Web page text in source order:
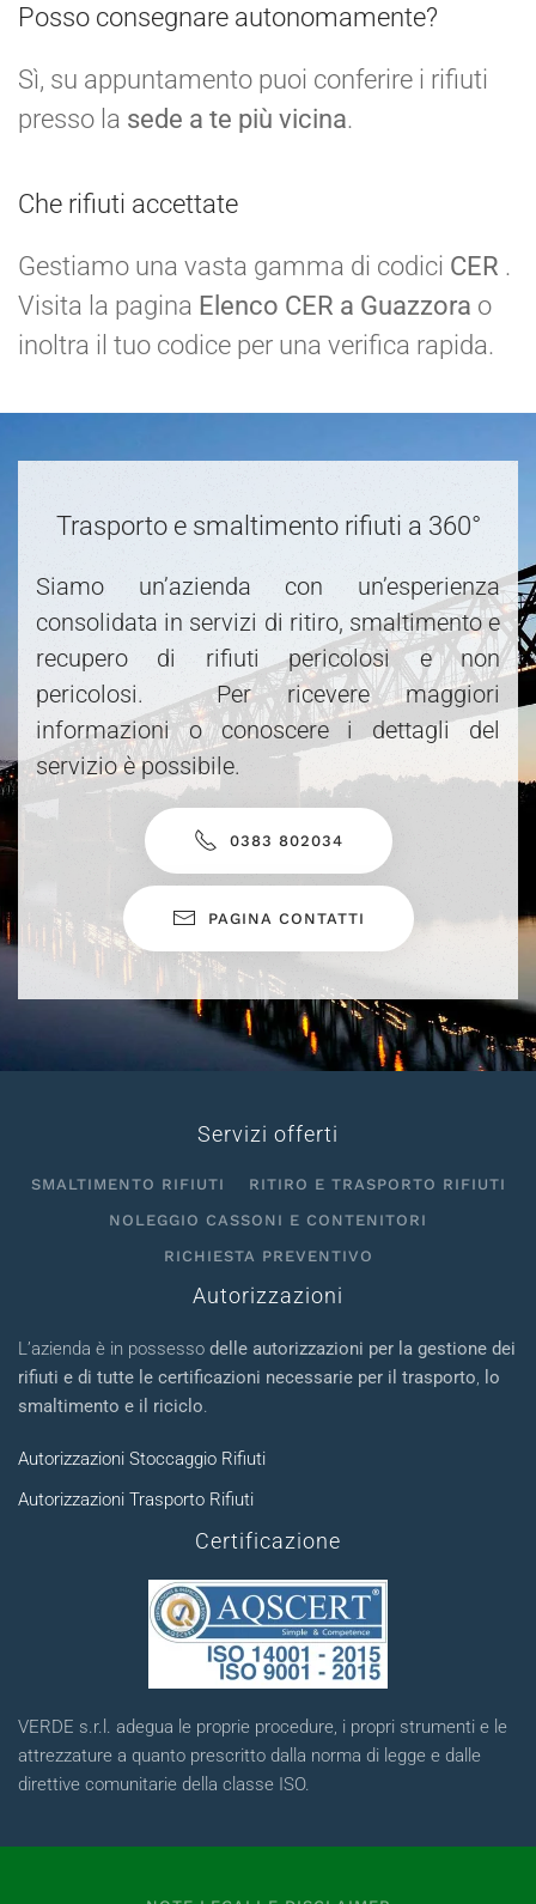
Posso consegnare autonomamente?
Sì, su appuntamento puoi conferire i rifiuti
presso la sede a te più vicina.
Che rifiuti accettate
Gestiamo una vasta gamma di codici CER .
Visita la pagina Elenco CER a Guazzora o
inoltra il tuo codice per una verifica rapida.
Trasporto e smaltimento rifiuti a 360°
Siamo un’azienda con un’esperienza
consolidata in servizi di ritiro, smaltimento e
recupero di rifiuti pericolosi e non
pericolosi. Per ricevere maggiori
informazioni o conoscere i dettagli del
servizio è possibile.
0383 802034
PAGINA CONTATTI
Servizi offerti
SMALTIMENTO RIFIUTI
RITIRO E TRASPORTO RIFIUTI
NOLEGGIO CASSONI E CONTENITORI
RICHIESTA PREVENTIVO
Autorizzazioni
L’azienda è in possesso delle autorizzazioni per la gestione dei
rifiuti e di tutte le certificazioni necessarie per il trasporto, lo
smaltimento e il riciclo.
Autorizzazioni Stoccaggio Rifiuti
Autorizzazioni Trasporto Rifiuti
Certificazione
VERDE s.r.l. adegua le proprie procedure, i propri strumenti e le
attrezzature a quanto prescritto dalla norma di legge e dalle
direttive comunitarie della classe ISO.